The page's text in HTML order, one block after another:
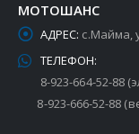
МОТОШАНС
АДРЕС: с.Майма,
ТЕЛЕФОН:
8-923-664-52-88
8-923-666-52-88